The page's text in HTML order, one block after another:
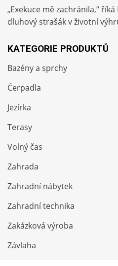
„Exekuce mě zachránila,“
dluhový strašák v životní
KATEGORIE PRODUKTŮ
Bazény a sprchy
Čerpadla
Jezírka
Terasy
Volný čas
Zahrada
Zahradní nábytek
Zahradní technika
Zakázková výroba
Závlaha